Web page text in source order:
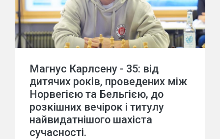
Магнус Карлсену - 35: від
дитячих років, проведених між
Норвегією та Бельгією, до
розкішних вечірок і титулу
найвидатнішого шахіста
сучасності.